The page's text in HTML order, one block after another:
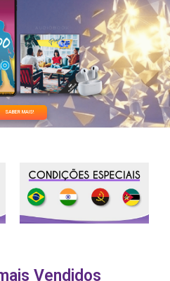
SABER MAIS!
Vendidos